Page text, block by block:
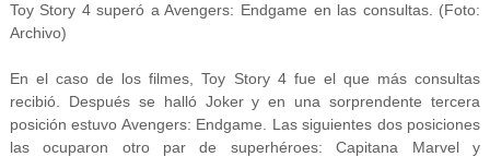
Toy Story 4 superó a Avengers: Endgame en las consultas. (Foto:
Archivo)
En el caso de los filmes, Toy Story 4 fue el que más consultas
recibió. Después se halló Joker y en una sorprendente tercera
posición estuvo Avengers: Endgame. Las siguientes dos posiciones
las ocuparon otro par de superhéroes: Capitana Marvel y